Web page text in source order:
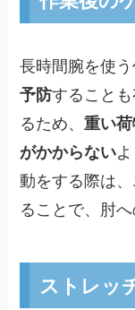
長時間腕を使う
予防すること
るため、重い
がかからない
動をする際は
ることで、肘
ストレッ